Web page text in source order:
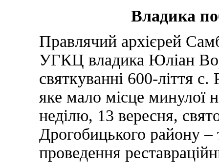
Владика
Правлячий архієрей
УГКЦ владика Юліан
святкуванні 600-ліття
яке мало місце минулої
неділю, 13 вересня,
Дрогобицького району –
проведення